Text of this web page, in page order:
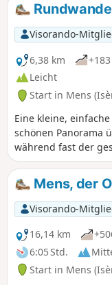
Visorando-
6,38 km
Leicht
Start in Mens
Eine kleine,
schönen Panorama
während fast der
möglich. Vor oder
Geschäfte oder
Mens, der
Visorando-
16,14 km
6:05 Std.
Start in Mens